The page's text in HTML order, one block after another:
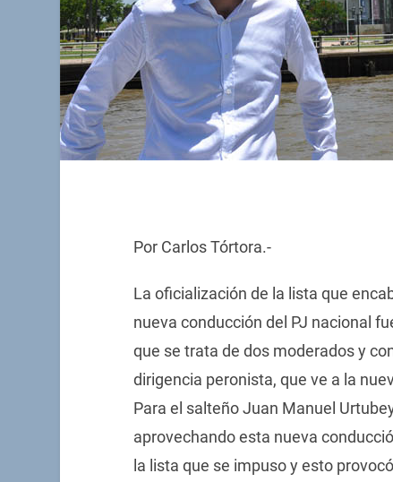
Por Carlos Tórtora.-
La oficialización de la lista que
nueva conducción del PJ nacional
que se trata de dos moderados y
dirigencia peronista, que ve a la
Para el salteño Juan Manuel
aprovechando esta nueva
la lista que se impuso y esto